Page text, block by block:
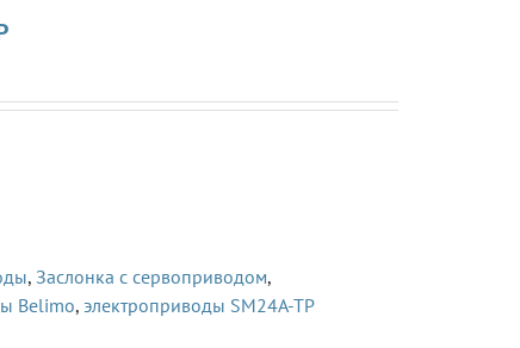
, Заслонка с сервоприводом,
Belimo, электроприводы SM24A-TP